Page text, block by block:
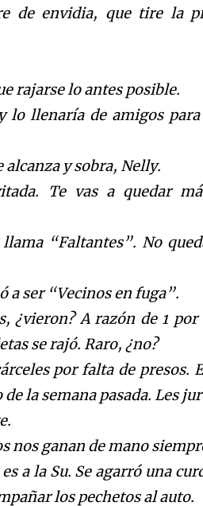
de envidia, que tire la
rajarse lo antes posible.
lo llenaríade amigos
alcanza y sobra, Nelly.
Te vas a quedar má
llama “Faltantes”. No
ó a ser “Vecinos en fuga”.
¿vieron? A razón de 1 por
se rajó. Raro,¿no?
árceles por falta de presos.
la semana pasada. Les
nos ganan de mano
a la Su. Se agarró una
ñar los pechetos al auto.